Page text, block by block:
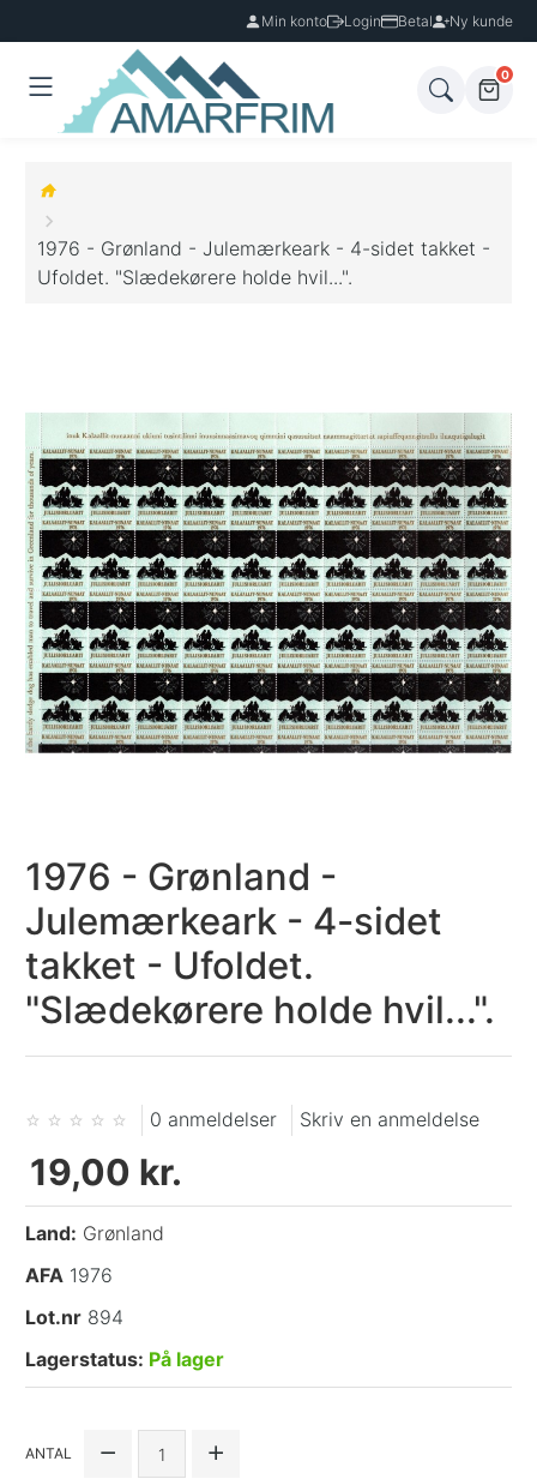
Min konto Login Betal Ny kunde
0
1976 - Grønland - Julemærkeark - 4-sidet takket -
Ufoldet. "Slædekørere holde hvil...".
1976 - Grønland -
Julemærkeark - 4-sidet
takket - Ufoldet.
"Slædekørere holde hvil...".
0 anmeldelser Skriv en anmeldelse
19,00 kr.
Land: Grønland
AFA 1976
Lot.nr 894
Lagerstatus: På lager
ANTAL